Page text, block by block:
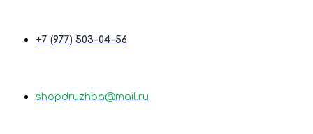
+7 (977) 503-04-56
shopdruzhba@mail.ru